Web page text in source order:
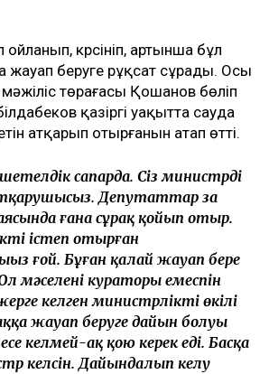
күрсініп, артынша бұл
жауап беруге рұқсат сұрады. Осы
төрағасы Қошанов бөліп
қазіргі уақытта сауда
атқарып отырғанын атап өтті.
сапарда. Сіз министрдің
Депутаттар заң
ғана сұрақ қойып отыр.
істеп отырған
ғой. Бұған қалай жауап бере
мәселенің кураторы емеспін
келген министрліктің өкілі
жауап беруге дайын болуы
келмей-ақ қою керек еді. Басқа
келсін. Дайындалып келу